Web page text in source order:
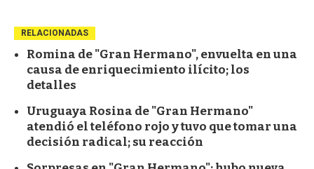
RELACIONADAS
Romina de "Gran Hermano", envuelta en una
causa de enriquecimiento ilícito; los
detalles
Uruguaya Rosina de "Gran Hermano"
atendió el teléfono rojo y tuvo que tomar una
decisión radical; su reacción